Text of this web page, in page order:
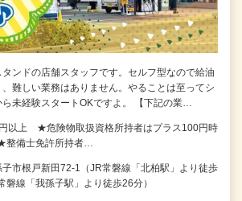
タンドの店舗スタッフです。セルフ型なので給油
難しい業務はありません。やることは至ってシ
ら未経験スタートOKですよ。 【下記の業…
以上 ★危険物取扱資格所持者はプラス100円時
備士免許所持者…
市根戸新田72-1（JR常磐線「北柏駅」より徒歩
磐線「我孫子駅」より徒歩26分）